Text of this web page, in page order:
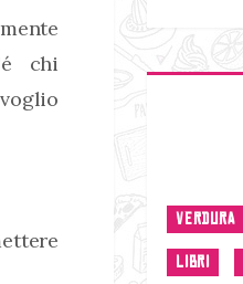
chi
VERDURA
LIBRI